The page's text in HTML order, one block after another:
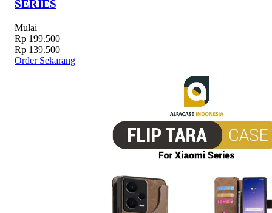
SERIES
Mulai
Rp 199.500
Rp 139.500
Order Sekarang